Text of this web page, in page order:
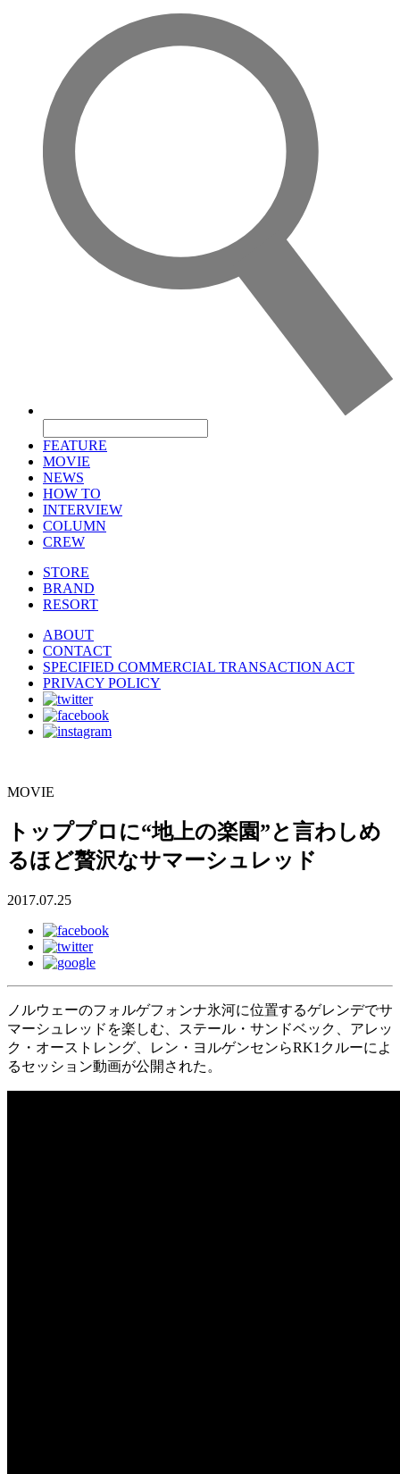
FEATURE
MOVIE
NEWS
HOW TO
INTERVIEW
COLUMN
CREW
STORE
BRAND
RESORT
ABOUT
CONTACT
SPECIFIED COMMERCIAL TRANSACTION ACT
PRIVACY POLICY
MOVIE
トッププロに“地上の楽園”と言わしめ
るほど贅沢なサマーシュレッド
2017.07.25
ノルウェーのフォルゲフォンナ氷河に位置するゲレンデでサ
マーシュレッドを楽しむ、ステール・サンドベック、アレッ
ク・オーストレング、レン・ヨルゲンセンらRK1クルーによ
るセッション動画が公開された。